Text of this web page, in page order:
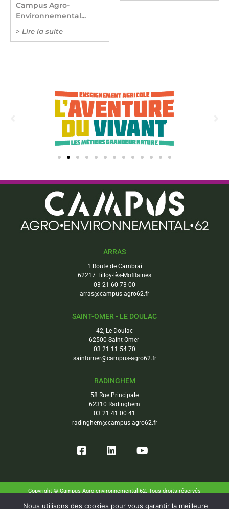
Campus Agro-
Environnemental...
> Lire la suite
ARRAS
1 Route de Cambrai
62217 Tilloy-lès-Mofflaines
03 21 60 73 00
arras@campus-agro62.fr
SAINT-OMER - LE DOULAC
42, Le Doulac
62500 Saint-Omer
03 21 11 54 70
saintomer@campus-agro62.fr
RADINGHEM
58 Rue Principale
62310 Radinghem
03 21 41 00 41
radinghem@campus-agro62.fr
Copyright © Campus Agro-environnemental 62. Tous droits réservés
Confidentialité
Nous utilisons des cookies pour vous garantir la meilleure